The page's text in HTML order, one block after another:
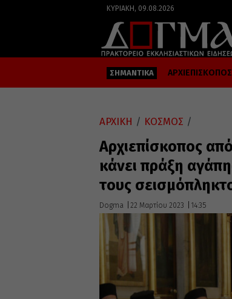
ΚΥΡΙΑΚΉ, 09.08.2026
ΣΗΜΑΝΤΙΚΑ
ΑΡΧΙΚΗ / ΚΟΣΜΟΣ /
Αρχιεπίσκοπος
κάνει πράξη
τους
Dogma 22 Μαρτίου 2023 14:35